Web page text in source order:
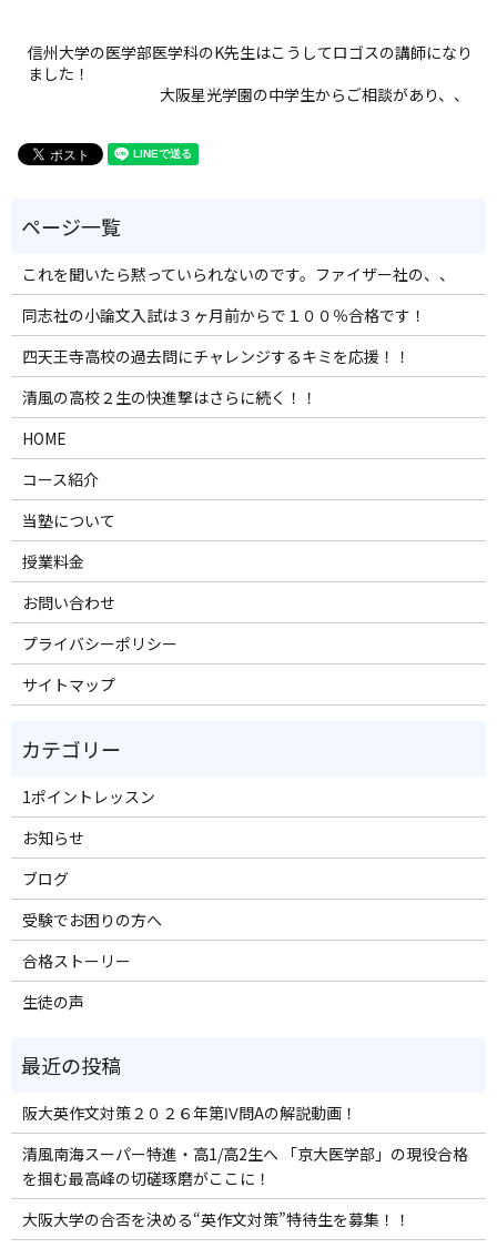
信州大学の医学部医学科のK先生はこうしてロゴスの講師になり
ました！
大阪星光学園の中学生からご相談があり、、
これを聞いたら黙っていられないのです。ファイザー社の、、
同志社の小論文入試は３ヶ月前からで１００％合格です！
四天王寺高校の過去問にチャレンジするキミを応援！！
清風の高校２生の快進撃はさらに続く！！
HOME
コース紹介
当塾について
授業料金
お問い合わせ
プライバシーポリシー
サイトマップ
1ポイントレッスン
お知らせ
ブログ
受験でお困りの方へ
合格ストーリー
生徒の声
阪大英作文対策２０２６年第Ⅳ問Aの解説動画！
清風南海スーパー特進・高1/高2生へ 「京大医学部」の現役合格
を掴む最高峰の切磋琢磨がここに！
大阪大学の合否を決める“英作文対策”特待生を募集！！